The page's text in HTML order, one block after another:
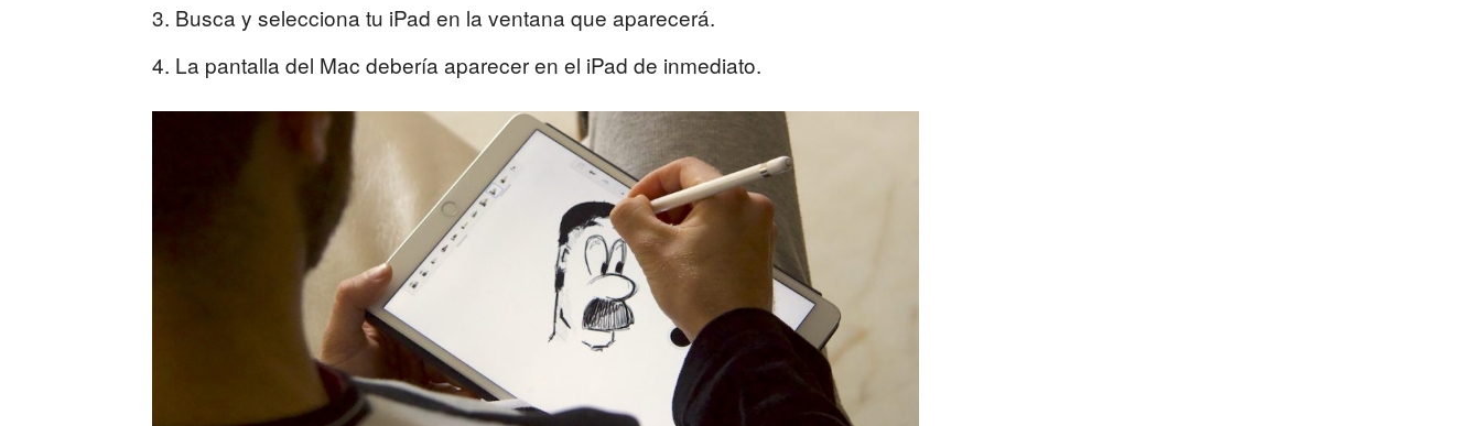
Busca y selecciona tu iPad en la ventana que aparecerá.
La pantalla del Mac debería aparecer en el iPad de inmediato.